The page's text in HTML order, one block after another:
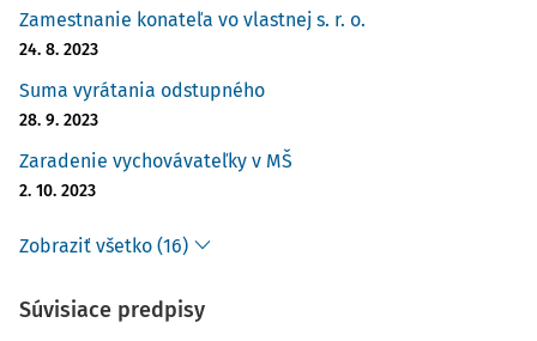
Zamestnanie konateľa vo vlastnej s. r. o.
24. 8. 2023
Suma vyrátania odstupného
28. 9. 2023
Zaradenie vychovávateľky v MŠ
2. 10. 2023
Zobraziť všetko (16)
Súvisiace predpisy